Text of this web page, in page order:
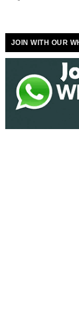
JOIN WITH OUR